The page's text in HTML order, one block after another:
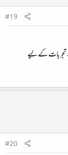
#19
تجربات کے لیے
#20